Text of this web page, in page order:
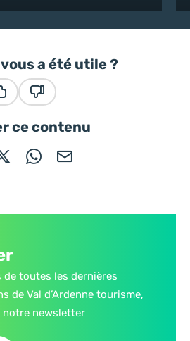
a été utile ?
ce contenu
sur Facebook (nouvelle fenêtre)
Partager sur X / Twitter (nouvelle
Partager sur WhatsApp
Partager par mail
de toutes les dernières
de Val d’Ardenne tourisme,
notre newsletter